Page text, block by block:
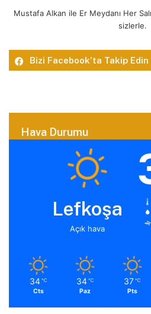
Mustafa Alkan ile Er Meydanı Her
sizlerle.
Bizi Facebook’ta Takip Edin
Hava Durumu
Lefkoşa
Açık hava
34 ℃
Cts
34 ℃
Paz
37 ℃
Pts